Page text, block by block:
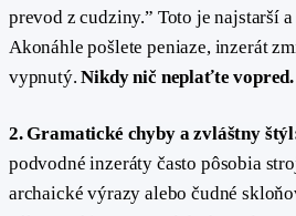
prevod z cudziny.” Toto je najstarší
Akonáhle pošlete peniaze, inzerát
vypnutý.Nikdy nič neplaťte vopred.
2. Gramatické chyby a zvláštny
podvodné inzeráty často pôsobia
archaické výrazy alebo čudné